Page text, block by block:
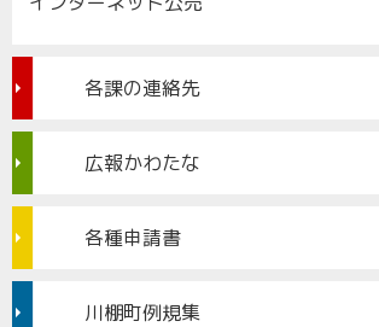
各課の連絡先
広報かわたな
各種申請書
川棚町例規集